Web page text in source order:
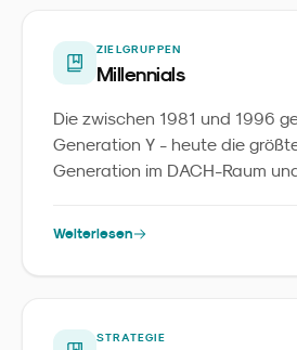
ZIELGRUPPEN
Millennials
Die zwischen 1981 und 1996
Generation Y - heute die
Generation im DACH-Raum
Weiterlesen
STRATEGIE